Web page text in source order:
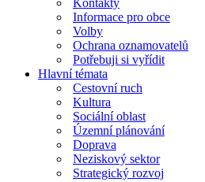
Kontakty
Informace pro obce
Volby
Ochrana oznamovatelů
Potřebuji si vyřídit
Hlavní témata
Cestovní ruch
Kultura
Sociální oblast
Územní plánování
Doprava
Neziskový sektor
Strategický rozvoj